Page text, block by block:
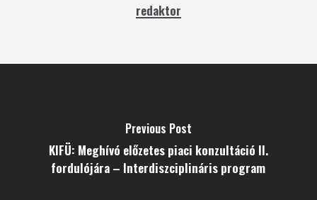
redaktor
Previous Post
KIFÜ: Meghívó előzetes piaci konzultáció II.
fordulójára – Interdiszciplináris program